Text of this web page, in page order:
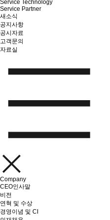
Service Technology
Service Partner
새소식
공지사항
공시자료
고객문의
자료실
Company
CEO인사말
비전
연혁 및 수상
경영이념 및 CI